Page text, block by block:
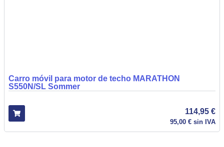
Carro móvil para motor de techo MARATHON
S550N/SL Sommer
114,95 €
95,00 € sin IVA